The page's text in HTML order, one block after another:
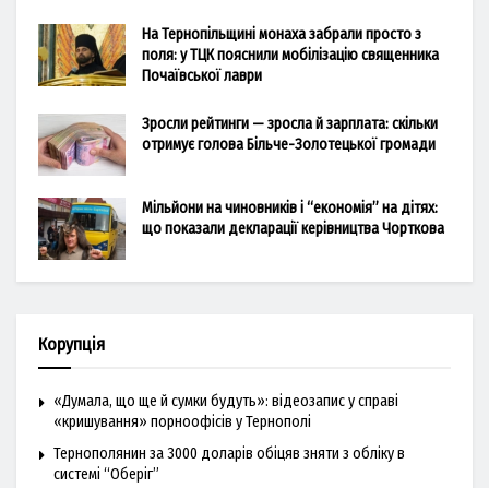
На Тернопільщині монаха забрали просто з
поля: у ТЦК пояснили мобілізацію священника
Почаївської лаври
Зросли рейтинги — зросла й зарплата: скільки
отримує голова Більче-Золотецької громади
Мільйони на чиновників і “економія” на дітях:
що показали декларації керівництва Чорткова
Корупція
«Думала, що ще й сумки будуть»: відеозапис у справі
«кришування» порноофісів у Тернополі
Тернополянин за 3000 доларів обіцяв зняти з обліку в
системі “Оберіг”